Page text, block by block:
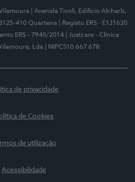
| Avenida Tivoli, Edifício Alcharb,
410 Quarteira
| Registo ERS - E121620
ERS - 7945/2014
| Justcare - Clínica
Lda
| NIPC510 667 678
de privacidade
de Cookies
de utilização
Acessibilidade